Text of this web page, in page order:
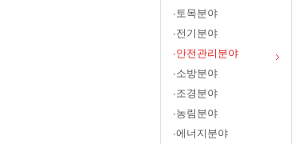
·토목분야
·전기분야
·안전관리분야
·소방분야
·조경분야
·농림분야
·에너지분야